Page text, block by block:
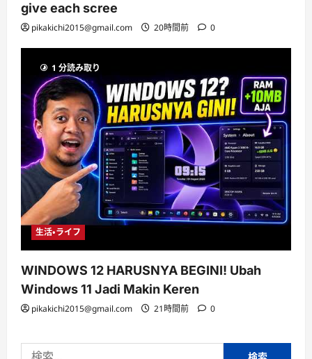
give each scree
pikakichi2015@gmail.com 20時間前 0
1 分読み取り
生活・ライフ
WINDOWS 12 HARUSNYA BEGINI! Ubah
Windows 11 Jadi Makin Keren
pikakichi2015@gmail.com 21時間前 0